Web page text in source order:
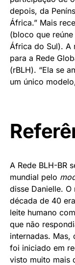
depois, da
África.” Mais
(bloco que
África do Sul). A
para a Rede
(rBLH). “Ela se
um único
A Rede BLH-BR
mundial pelo
disse Danielle.
década de 40
leite humano
que não
internadas.
foi iniciado em
visto muito mais